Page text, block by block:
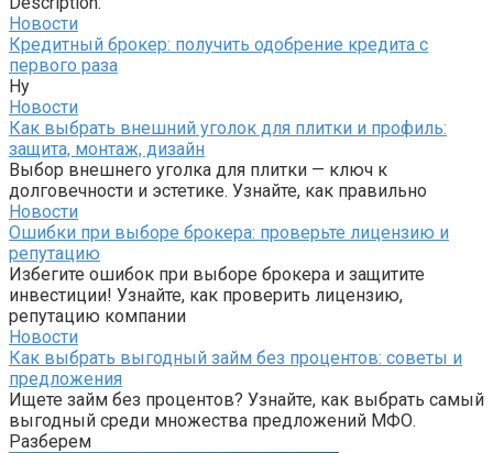
Новости
Кредитный брокер: получить одобрение кредита с
первого раза
Ну
Новости
Как выбрать внешний уголок для плитки и профиль:
защита, монтаж, дизайн
Выбор внешнего уголка для плитки — ключ к
долговечности и эстетике. Узнайте, как правильно
Новости
Ошибки при выборе брокера: проверьте лицензию и
репутацию
Избегите ошибок при выборе брокера и защитите
инвестиции! Узнайте, как проверить лицензию,
репутацию компании
Новости
Как выбрать выгодный займ без процентов: советы и
предложения
Ищете займ без процентов? Узнайте, как выбрать самый
выгодный среди множества предложений МФО.
Разберем